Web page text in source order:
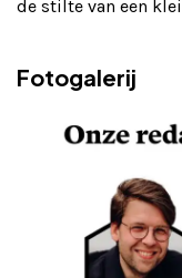
de stilte van een
Fotogalerij